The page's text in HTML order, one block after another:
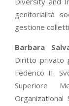
genitorialità
gestione
Barbara
Diritto privato
Federico II.
Superiore